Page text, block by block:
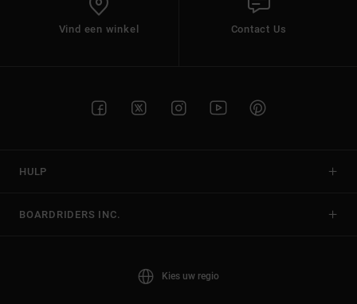
Vind een winkel Contact Us
HULP
BOARDRIDERS INC.
Kies uw regio